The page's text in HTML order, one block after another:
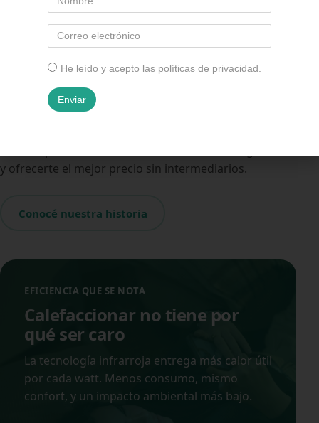
SOBRE ECOSOL
Fabricantes, no intermediarios
Hace más de 23 años diseñamos y fabricamos en
y ofrecerte el mejor precio sin intermediarios.
Conocé nuestra historia
EFICIENCIA QUE SE NOTA
Calefaccionar no tiene por
qué ser caro
La tecnología infrarroja entrega más calor útil
por cada watt. Menos consumo, mismo
confort, y un impacto ambiental más bajo.
He leído y acepto las políticas de privacidad.
Enviar